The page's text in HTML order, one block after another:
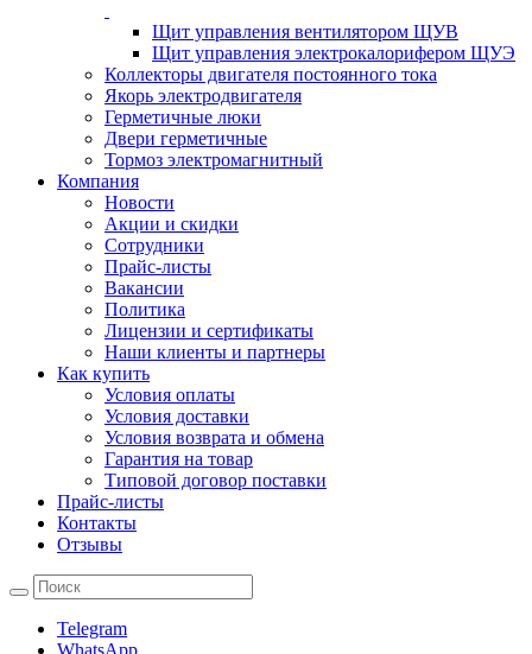
Щит управления вентилятором ЩУВ
Щит управления электрокалорифером ЩУЭ
Коллекторы двигателя постоянного тока
Якорь электродвигателя
Герметичные люки
Двери герметичные
Тормоз электромагнитный
Компания
Новости
Акции и скидки
Сотрудники
Прайс-листы
Вакансии
Политика
Лицензии и сертификаты
Наши клиенты и партнеры
Как купить
Условия оплаты
Условия доставки
Условия возврата и обмена
Гарантия на товар
Типовой договор поставки
Прайс-листы
Контакты
Отзывы
Telegram
WhatsApp